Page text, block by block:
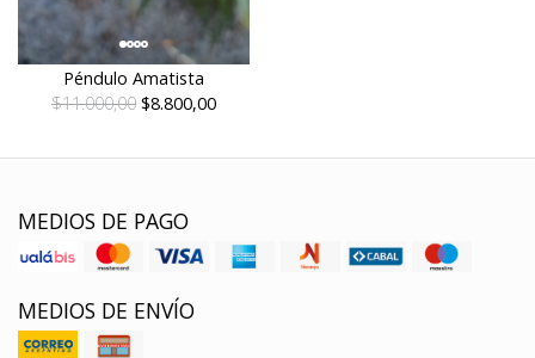
Péndulo Amatista
$11.000,00 $8.800,00
MEDIOS DE PAGO
MEDIOS DE ENVÍO